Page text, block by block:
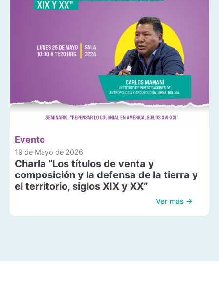
Evento
19 de Mayo de 2026
Charla “Los títulos de venta y
composición y la defensa de la tierra y
el territorio, siglos XIX y XX”
Ver más →